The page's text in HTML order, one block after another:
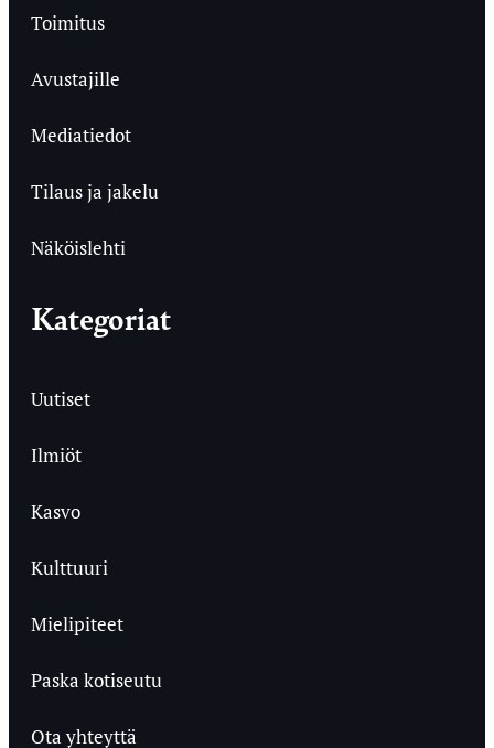
Toimitus
Avustajille
Mediatiedot
Tilaus ja jakelu
Näköislehti
Kategoriat
Uutiset
Ilmiöt
Kasvo
Kulttuuri
Mielipiteet
Paska kotiseutu
Ota yhteyttä